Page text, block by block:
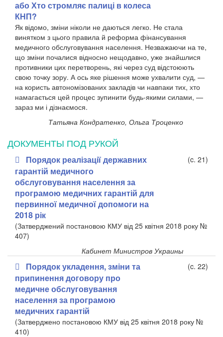
або Хто стромляє палиці в колеса
КНП?
Як відомо, зміни ніколи не даються легко. Не стала
винятком з цього правила й реформа фінансування
медичного обслуговування населення. Незважаючи на те,
що зміни почалися відносно нещодавно, уже знайшлися
противники цих перетворень, які через суд відстоюють
свою точку зору. А ось яке рішення може ухвалити суд, —
на користь автономізованих закладів чи навпаки тих, хто
намагається цей процес зупинити будь-якими силами, —
зараз ми і дізнаємося.
Татьяна Кондратенко, Ольга Троценко
ДОКУМЕНТЫ ПОД РУКОЙ
Порядок реалізації державних
гарантій медичного
обслуговування населення за
програмою медичних гарантій для
первинної медичної допомоги на
2018 рік
(c. 21)
(Затверджений постановою КМУ від 25 квітня 2018 року №
407)
Кабинет Министров Украины
Порядок укладення, зміни та
припинення договору про
медичне обслуговування
населення за програмою
медичних гарантій
(c. 22)
(Затверджено постановою КМУ від 25 квітня 2018 року №
410)